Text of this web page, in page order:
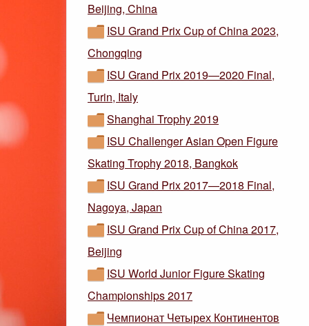
Beijing, China
ISU Grand Prix Cup of China 2023,
Chongqing
ISU Grand Prix 2019—2020 Final,
Turin, Italy
Shanghai Trophy 2019
ISU Challenger Asian Open Figure
Skating Trophy 2018, Bangkok
ISU Grand Prix 2017—2018 Final,
Nagoya, Japan
ISU Grand Prix Cup of China 2017,
Beijing
ISU World Junior Figure Skating
Championships 2017
Чемпионат Четырех Континентов